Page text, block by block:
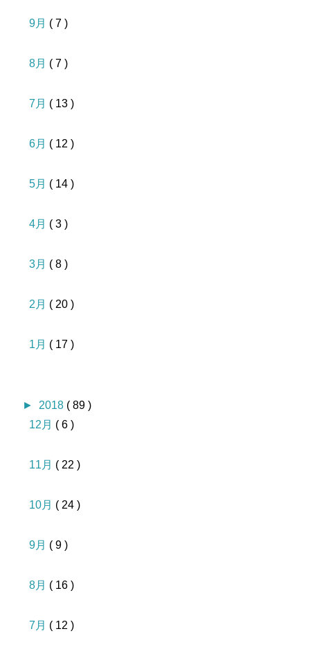
9月 ( 7 )
8月 ( 7 )
7月 ( 13 )
6月 ( 12 )
5月 ( 14 )
4月 ( 3 )
3月 ( 8 )
2月 ( 20 )
1月 ( 17 )
► 2018 ( 89 )
12月 ( 6 )
11月 ( 22 )
10月 ( 24 )
9月 ( 9 )
8月 ( 16 )
7月 ( 12 )